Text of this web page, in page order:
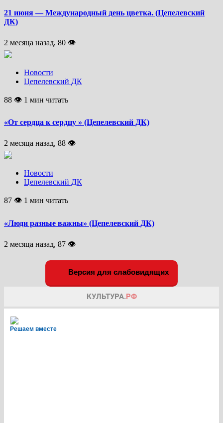
21 июня — Международный день цветка. (Цепелевский
ДК)
2 месяца назад, 80 👁
Новости
Цепелевский ДК
88 👁 1 мин читать
«От сердца к сердцу » (Цепелевский ДК)
2 месяца назад, 88 👁
Новости
Цепелевский ДК
87 👁 1 мин читать
«Люди разные важны» (Цепелевский ДК)
2 месяца назад, 87 👁
Версия для слабовидящих
Решаем вместе